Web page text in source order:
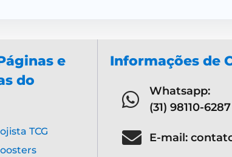
e
do
TCG
Informações de
Whatsapp:
(31) 98110-6287
E-mail: